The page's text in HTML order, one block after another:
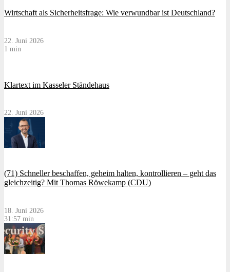
Wirtschaft als Sicherheitsfrage: Wie verwundbar ist Deutschland?
22. Juni 2026
1 min
Klartext im Kasseler Ständehaus
22. Juni 2026
(71) Schneller beschaffen, geheim halten, kontrollieren – geht das
gleichzeitig? Mit Thomas Röwekamp (CDU)
18. Juni 2026
31:57 min